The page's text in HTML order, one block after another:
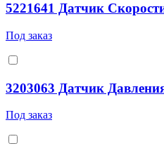
5221641 Датчик
Под заказ
3203063 Датчик
Под заказ